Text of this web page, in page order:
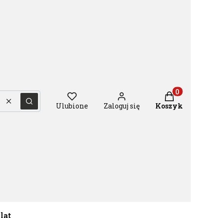
WyczyśćSzukaj Ulubione Zaloguj się
Produkty w
Koszyk